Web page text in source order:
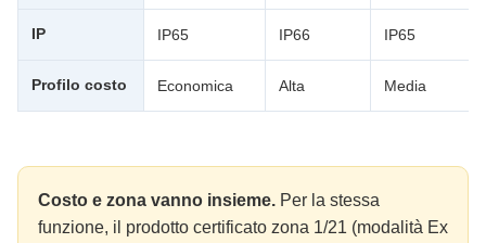
IP IP65 IP66 IP65
Profilo costo Economica Alta Media
Costo e zona vanno insieme. Per la stessa
funzione, il prodotto certificato zona 1/21 (modalità Ex